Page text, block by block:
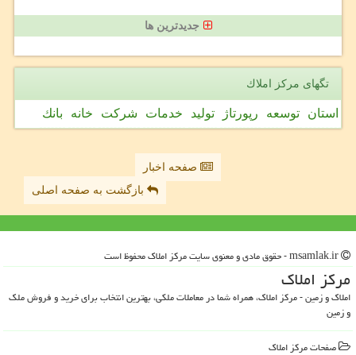
جدیدترین ها
تگهای مركز املاك
استان توسعه رپورتاژ تولید خدمات شركت خانه بانك
صفحه اخبار
بازگشت به صفحه اصلی
مركز املاك
املاک و زمین - مرکز املاک، همراه شما در معاملات ملکی، بهترین انتخاب برای خرید و فروش ملک
و زمین
صفحات مركز املاك